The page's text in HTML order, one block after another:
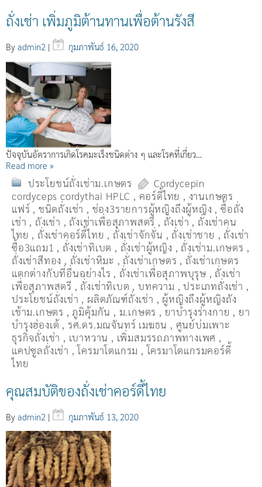
ถั่งเช่า เพิ่มภูมิต้านทานเพื่อต้านรังสี
By admin2 | กุมภาพันธ์ 16, 2020
ปัจจุบันอัตราการเกิดโรคมะเร็งชนิดต่าง ๆ และโรคที่เกี่ยว…
Read more »
ประโยชน์ถั่งเช่าม.เกษตร
Cordycepin
cordyceps cordythai HPLC , คอร์ดี้ไทย , งานเกษตร
แฟร์ , ชนิดถั่งเช่า , ช่อง3รายการผู้หญิงถึงผู้หญิง ,ซื้อถั่ง
เช่า , ถังเช่า , ถังเช่าเพื่อสุภาพสตรี , ถั่งเช่า , ถั่งเช่าคน
ไทย , ถั่งเช่าคอร์ดี้ไทย , ถั่งเช่าจักจั่น , ถั่งเช่าชาย , ถั่งเช่า
ซื้อ3แถม1 , ถั่งเช่าทิเบต , ถั่งเช่าผู้หญิง , ถั่งเช่าม.เกษตร ,
ถั่งเช่าสีทอง , ถั่งเช่าหิมะ , ถั่งเช่าเกษตร , ถั่งเช่าเกษตร
แตกต่างกับที่อื่นอย่างไร , ถั่งเช่าเพื่อสุภาพบุรุษ , ถั่งเช่า
เพื่อสุภาพสตรี , ถั่่งเช่าทิเบต ,บทความ ,ประเภทถั่งเช่า ,
ประโยชน์ถั่งเช่า , ผลิตภัณฑ์ถั่งเช่า , ผู้หญิงถึงผู้หญิงถัง
เช้าม.เกษตร ,ภูมิคุ้มกัน , ม.เกษตร , ยาบำรุงร่างกาย , ยา
บำรุงฮ่องเต้ , รศ.ดร.มณจันทร์ เมฆธน , ศูนย์บ่มเพาะ
ธุรกิจถั่งเช่า , เบาหวาน , เพิ่มสมรรถภาพทางเพศ ,
แคปซูลถั่งเช่า ,โครมาโตแกรม ,โครมาโตแกรมคอร์ดี้
ไทย
คุณสมบัติของถั่งเช่าคอร์ดี้ไทย
By admin2 | กุมภาพันธ์ 13, 2020